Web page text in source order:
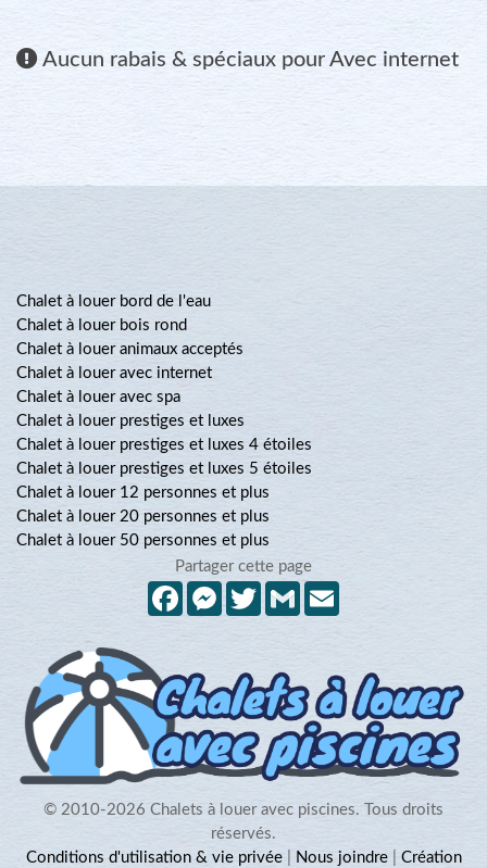
Aucun rabais & spéciaux pour Avec internet
Chalet à louer bord de l'eau
Chalet à louer bois rond
Chalet à louer animaux acceptés
Chalet à louer avec internet
Chalet à louer avec spa
Chalet à louer prestiges et luxes
Chalet à louer prestiges et luxes 4 étoiles
Chalet à louer prestiges et luxes 5 étoiles
Chalet à louer 12 personnes et plus
Chalet à louer 20 personnes et plus
Chalet à louer 50 personnes et plus
Partager cette page
FacebookMessenger
TwitterGmail
© 2010-2026 Chalets à louer avec piscines. Tous droits
réservés.
Conditions d'utilisation & vie privée| Nous joindre| Création